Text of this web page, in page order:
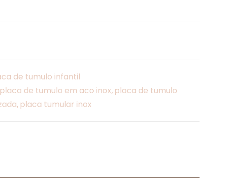
de tumulo infantil
placa de tumulo em aco inox, placa de tumulo
, placa tumular inox